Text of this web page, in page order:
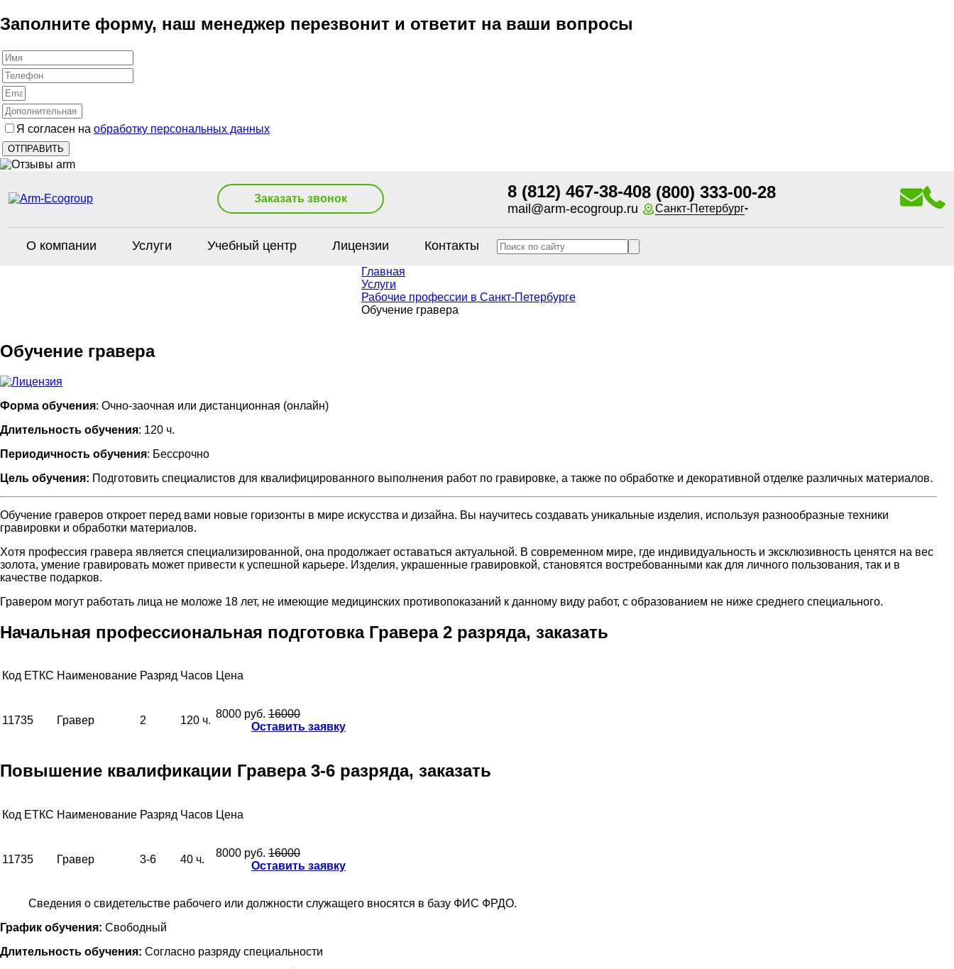
Заполните форму, наш менеджер перезвонит и ответит на ваши вопросы
Я согласен на обработку персональных данных
Заказать звонок 8 (812) 467-38-40
mail@arm-ecogroup.ru
8 (800) 333-00-28
Санкт-Петербург
О компании Услуги Учебный центр Лицензии Контакты
Главная
Услуги
Рабочие профессии в Санкт-Петербурге
Обучение гравера
Обучение гравера
Форма обучения: Очно-заочная или дистанционная (онлайн)
Длительность обучения: 120 ч.
Периодичность обучения: Бессрочно
Цель обучения: Подготовить специалистов для квалифицированного выполнения работ по гравировке, а также по обработке и декоративной отделке различных материалов.
Обучение граверов откроет перед вами новые горизонты в мире искусства и дизайна. Вы научитесь создавать уникальные изделия, используя разнообразные техники
гравировки и обработки материалов.
Хотя профессия гравера является специализированной, она продолжает оставаться актуальной. В современном мире, где индивидуальность и эксклюзивность ценятся на вес
золота, умение гравировать может привести к успешной карьере. Изделия, украшенные гравировкой, становятся востребованными как для личного пользования, так и в
качестве подарков.
Гравером могут работать лица не моложе 18 лет, не имеющие медицинских противопоказаний к данному виду работ, с образованием не ниже среднего специального.
Начальная профессиональная подготовка Гравера 2 разряда, заказать
Код ЕТКС Наименование Разряд Часов Цена
11735 Гравер 2 120 ч.
8000 руб. 16000
Оставить заявку
Повышение квалификации Гравера 3-6 разряда, заказать
Код ЕТКС Наименование Разряд Часов Цена
11735 Гравер 3-6 40 ч.
8000 руб. 16000
Оставить заявку
Сведения о свидетельстве рабочего или должности служащего вносятся в базу ФИС ФРДО.
График обучения: Свободный
Длительность обучения: Согласно разряду специальности